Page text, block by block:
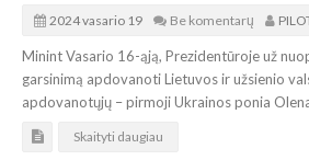
2024 vasario 19 Be komentarų
Minint Vasario 16-ąją, Prezidentūroje už
garsinimą apdovanoti Lietuvos ir užsienio
apdovanotųjų – pirmoji Ukrainos ponia
Skaityti daugiau